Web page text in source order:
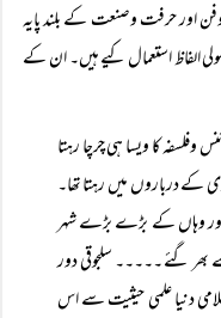
اور حرفت وصنعت کے بلند پایہ
الفاظ استعمال کیے ہیں۔ ان کے
کا ویسا ہی چرچا رہتا
کے درباروں میں رہتا تھا۔
اور وہاں کے بڑے بڑے شہر
بھر گئے ۔۔۔۔۔ سلجوقی دور
دنیا علمی حیثیت سے اس